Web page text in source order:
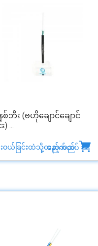
ဘီး (ဗဟိုချောင်ချောင်
း) ...
းဝယ်ခြင်းထဲသို့ထည့်သည်
နောက်ထပ် >>